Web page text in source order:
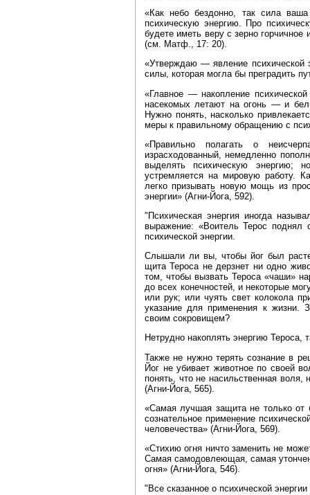
«Как небо бездонно, так сила
психическую энергию. Про
будете иметь веру с зерно
(см. Матф., 17: 20).
«Утверждаю — явление психической
силы, которая могла бы преградить
«Главное — накопление
насекомых летают на огонь — и
Нужно понять, насколько
меры к правильному обращению с
«Правильно полагать о
израсходованный, немедленно
выделять психическую энергию;
устремляется на мировую работу.
легко призывать новую мощь из
энергии» (Агни‑Йога, 592).
"Психическая энергия иногда
выражение: «Воитель Терос поднял
психической энергии.
Слышали ли вы, чтобы йог был
щита Тероса не дерзнет ни одно
том, чтобы вызвать Тероса «чаши»
до всех конечностей, и некоторые
или рук; или чуять свет колокола
указание для применения к жизни.
своим сокровищем?
Нетрудно накоплять энергию Тероса,
Также не нужно терять сознание в
Йог не убивает животное по своей
понять, что не насильственная
(Агни‑Йога, 565).
«Самая лучшая защита не только от
сознательное применение
человечества» (Агни‑Йога, 569).
«Стихию огня ничто заменить не
Самая самодовлеющая, самая
огня» (Агни‑Йога, 546).
"Все сказанное о психической